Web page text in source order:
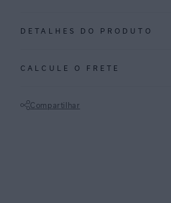
DETALHES DO PRODUTO
COMPOSIÇÃO
CALCULE O FRETE
Compartilhar